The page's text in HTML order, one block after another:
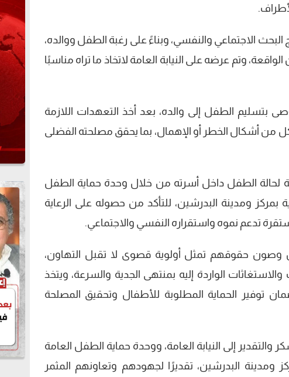
البحث الاجتماعي والنفسي، وبناءً على رغبة الطفل ووالده،
وتم عرضه على النيابة العامة لاتخاذ ما تراه مناسبًا
بتسليم الطفل إلى والده، بعد أخذ التعهدات اللازمة
من أشكال الخطر أو الإهمال، بما يحقق مصلحته الفضلى
لحالة الطفل داخل أسرته من خلال وحدة حماية الطفل
ومدينة البدرشين، للتأكد من حصوله على الرعاية
تدعم نموه واستقراره النفسي والاجتماعي.
وصون حقوقهم تمثل أولوية قصوى لا تقبل التهاون،
الواردة إليه بمنتهى الجدية والسرعة، ويتخذ
توفير الحماية المطلوبة للأطفال وتحقيق المصلحة
إلى النيابة العامة، ووحدة حماية الطفل العامة
ومدينة البدرشين، تقديرًا لجهودهم وتعاونهم المثمر